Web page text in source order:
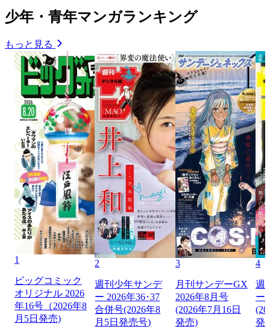
少年・青年マンガランキング
もっと見る
1
ビッグコミック
オリジナル 2026
年16号（2026年8
月5日発売)
2
週刊少年サンデ
ー 2026年36･37
合併号(2026年8
月5日発売号)
3
月刊サンデーGX
2026年8月号
(2026年7月16日
発売)
4
週
ー
発